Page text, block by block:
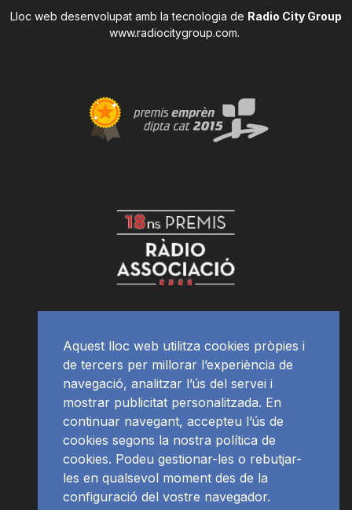
Lloc web desenvolupat amb la tecnologia de Radio City Group
www.radiocitygroup.com.
Aquest lloc web utilitza cookies pròpies i
de tercers per millorar l’experiència de
navegació, analitzar l’ús del servei i
mostrar publicitat personalitzada. En
continuar navegant, accepteu l’ús de
cookies segons la nostra política de
cookies. Podeu gestionar-les o rebutjar-
les en qualsevol moment des de la
configuració del vostre navegador.